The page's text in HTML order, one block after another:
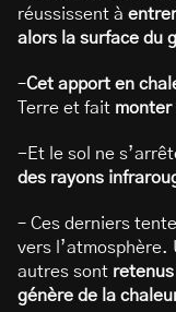
réussissent à
alors la surface du
–Cet apport en
Terre et fait
-Et le sol ne
des rayons
– Ces derniers
vers
autres sont
génère de la